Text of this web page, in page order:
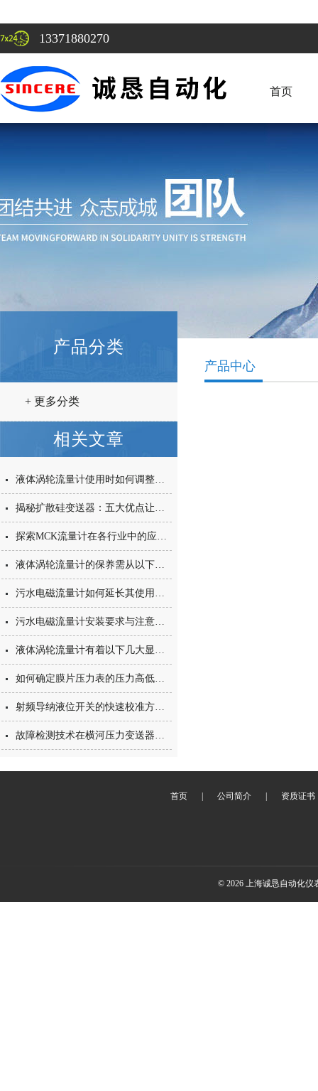
13371880270
首页
产品分类
+ 更多分类
相关文章
液体涡轮流量计使用时如何调整？7个方法轻松搞定
揭秘扩散硅变送器：五大优点让你的设备升级！
探索MCK流量计在各行业中的应用与重要性
液体涡轮流量计的保养需从以下方面入手
污水电磁流量计如何延长其使用寿命？
污水电磁流量计安装要求与注意事项
液体涡轮流量计有着以下几大显著特点
如何确定膜片压力表的压力高低，压力低有什么危害？
射频导纳液位开关的快速校准方法，拿走不谢！
故障检测技术在横河压力变送器中的应用与发展
产品中心
首页 公司简介 资质证书
© 2026 上海诚恳自动化仪